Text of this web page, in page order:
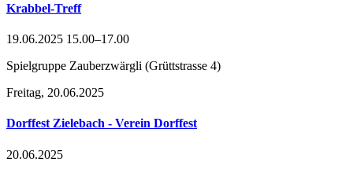
Krabbel-Treff
19.06.2025 15.00–17.00
Spielgruppe Zauberzwärgli (Grüttstrasse 4)
Freitag, 20.06.2025
Dorffest Zielebach - Verein Dorffest
20.06.2025